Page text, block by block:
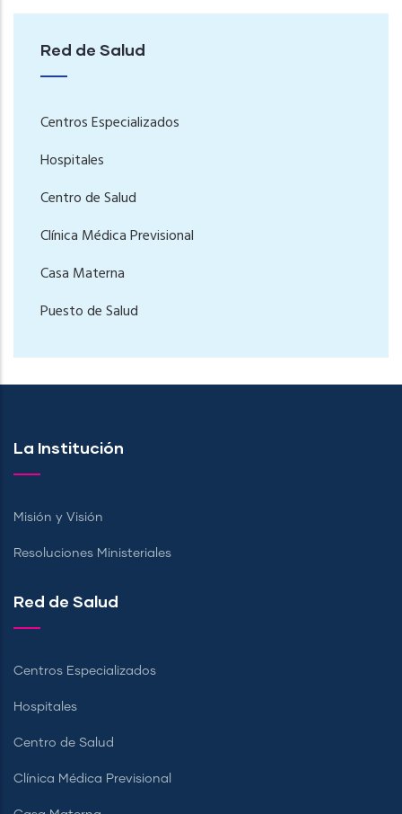
Red de Salud
Centros Especializados
Hospitales
Centro de Salud
Clínica Médica Previsional
Casa Materna
Puesto de Salud
La Institución
Misión y Visión
Resoluciones Ministeriales
Red de Salud
Centros Especializados
Hospitales
Centro de Salud
Clínica Médica Previsional